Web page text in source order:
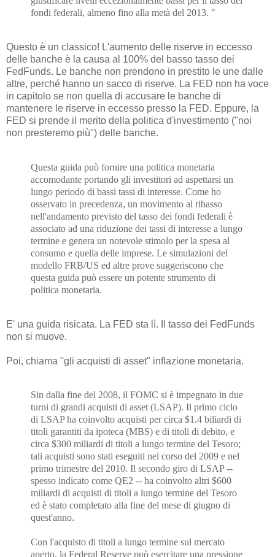
fondi federali, almeno fino alla metà del 2013. "
Questo è un classico! L'aumento delle riserve in eccesso
delle banche è la causa al 100% del basso tasso dei
FedFunds. Le banche non prendono in prestito le une dalle
altre, perché hanno un sacco di riserve. La FED non ha voce
in capitolo se non quella di accusare le banche di
mantenere le riserve in eccesso presso la FED. Eppure, la
FED si prende il merito della politica d'investimento ("noi
non presteremo più") delle banche.
Questa guida può fornire una politica monetaria
accomodante portando gli investitori ad aspettarsi un
lungo periodo di bassi tassi di interesse. Come ho
osservato in precedenza, un movimento al ribasso
nell'andamento previsto del tasso dei fondi federali è
associato ad una riduzione dei tassi di interesse a lungo
termine e genera un notevole stimolo per la spesa al
consumo e quella delle imprese. Le simulazioni del
modello FRB/US ed altre prove suggeriscono che
questa guida può essere un potente strumento di
politica monetaria.
E' una guida risicata. La FED sta lì. Il tasso dei FedFunds
non si muove.
Poi, chiama "gli acquisti di asset" inflazione monetaria.
Sin dalla fine del 2008, il FOMC si è impegnato in due
turni di grandi acquisti di asset (LSAP). Il primo ciclo
di LSAP ha coinvolto acquisti per circa $1.4 biliardi di
titoli garantiti da ipoteca (MBS) e di titoli di debito, e
circa $300 miliardi di titoli a lungo termine del Tesoro;
tali acquisti sono stati eseguiti nel corso del 2009 e nel
primo trimestre del 2010. Il secondo giro di LSAP --
spesso indicato come QE2 -- ha coinvolto altri $600
miliardi di acquisti di titoli a lungo termine del Tesoro
ed è stato completato alla fine del mese di giugno di
quest'anno.
Con l'acquisto di titoli a lungo termine sul mercato
aperto, la Federal Reserve può esercitare una pressione